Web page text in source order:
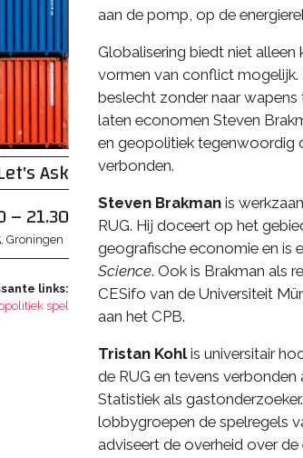
Ask
– 21.30
Groningen
links
spel
aan de pomp, op de
Globalisering biedt niet
vormen van conflict mogelijk.
beslecht zonder naar wapens
laten economen Steven
en geopolitiek tegenwoordig
verbonden.
Steven Brakman is
RUG. Hij doceert op het
geografische economie en is
Science. Ook is Brakman als
CESifo van de Universiteit
aan het CPB.
Tristan Kohlis universitair
de RUG en tevens
Statistiek als
lobbygroepen de spelregels
adviseert de overheid over